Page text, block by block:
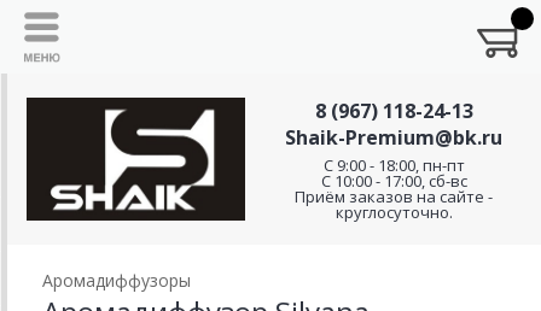
8 (967) 118-24-13
Shaik-Premium@bk.ru
C 9:00 - 18:00, пн-пт
С 10:00 - 17:00, сб-вс
Приём заказов на сайте -
круглосуточно.
Аромадиффузоры